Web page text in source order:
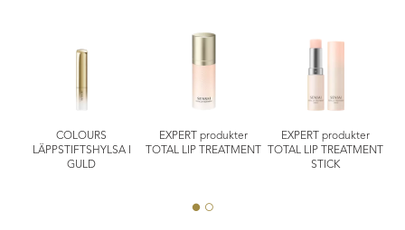
COLOURS
LÄPPSTIFTSHYLSA I
GULD
EXPERT produkter
TOTAL LIP TREATMENT
EXPERT produkter
TOTAL LIP TREATMENT
STICK